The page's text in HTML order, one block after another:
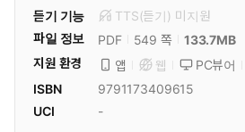
듣기 기능
TTS(듣기) 미 지원
파일 정보
PDF 549 쪽
133.7MB
지원 환경
앱 웹 PC뷰어
ISBN
9791173409615
UCI
-